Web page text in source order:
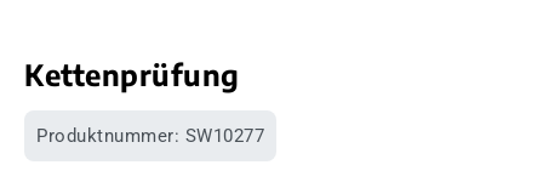
Kettenprüfung
Produktnummer: SW10277